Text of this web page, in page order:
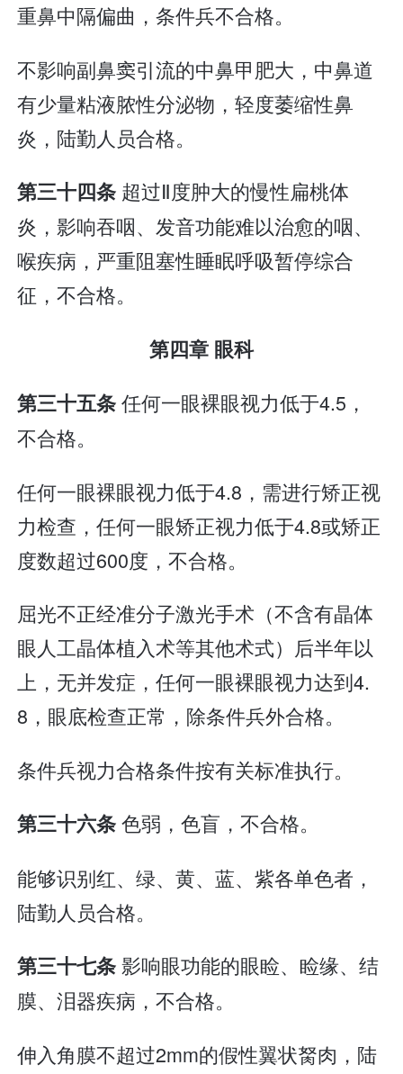
重鼻中隔偏曲，条件兵不合格。
不影响副鼻窦引流的中鼻甲肥大，中鼻道
有少量粘液脓性分泌物，轻度萎缩性鼻
炎，陆勤人员合格。
第三十四条 超过Ⅱ度肿大的慢性扁桃体
炎，影响吞咽、发音功能难以治愈的咽、
喉疾病，严重阻塞性睡眠呼吸暂停综合
征，不合格。
第四章 眼科
第三十五条任何一眼裸眼视力低于4.5，
不合格。
任何一眼裸眼视力低于4.8，需进行矫正视
力检查，任何一眼矫正视力低于4.8或矫正
度数超过600度，不合格。
屈光不正经准分子激光手术（不含有晶体
眼人工晶体植入术等其他术式）后半年以
上，无并发症，任何一眼裸眼视力达到4.
8，眼底检查正常，除条件兵外合格。
条件兵视力合格条件按有关标准执行。
第三十六条色弱，色盲，不合格。
能够识别红、绿、黄、蓝、紫各单色者，
陆勤人员合格。
第三十七条影响眼功能的眼睑、睑缘、结
膜、泪器疾病，不合格。
伸入角膜不超过2mm的假性翼状胬肉，陆